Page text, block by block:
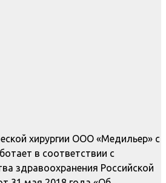
хирургии ООО «Медильер» с
в соответствии с
здравоохранения Российской